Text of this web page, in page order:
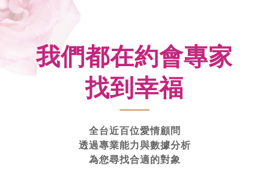
我們都在約會專家
找到幸福
全台近百位愛情顧問
透過專業能力與數據分析
為您尋找合適的對象